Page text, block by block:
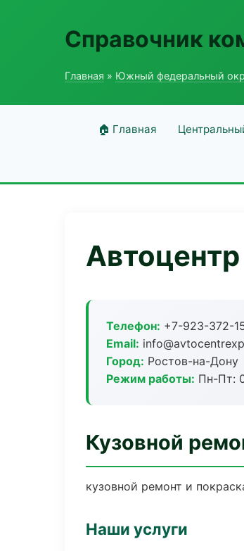
Справочник
Главная » Южный федеральный
🏠 Главная
Телефон: +7-923-372-
Email:
Город: Ростов-на-Дону
Режим работы: Пн-Пт:
Кузовной
кузовной ремонт и
Наши услуги